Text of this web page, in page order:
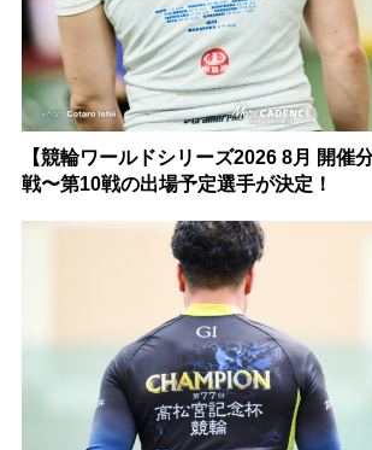
【競輪ワールドシリーズ2026 8月 開催
戦〜第10戦の出場予定選手が決定！